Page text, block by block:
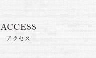
ACCESS
アクセス